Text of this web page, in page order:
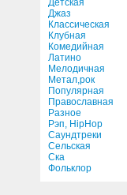
Детская
Джаз
Классическая
Клубная
Комедийная
Латино
Мелодичная
Метал,рок
Популярная
Православная
Разное
Рэп, HipHop
Саундтреки
Сельская
Ска
Фольклор